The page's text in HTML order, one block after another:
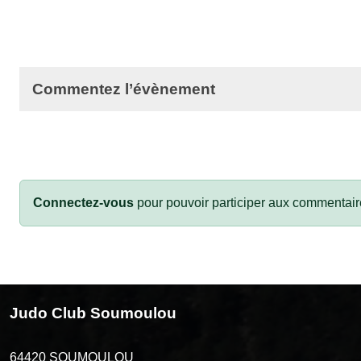
Commentez l’évènement
Connectez-vous pour pouvoir participer aux
Judo Club Soumoulou
64420 SOUMOULOU